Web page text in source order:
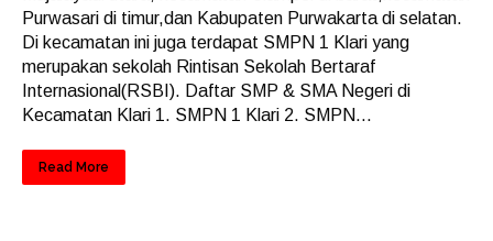
Purwasari di timur,dan Kabupaten Purwakarta di selatan.
Di kecamatan ini juga terdapat SMPN 1 Klari yang
merupakan sekolah Rintisan Sekolah Bertaraf
Internasional(RSBI). Daftar SMP & SMA Negeri di
Kecamatan Klari 1. SMPN 1 Klari 2. SMPN...
Read More